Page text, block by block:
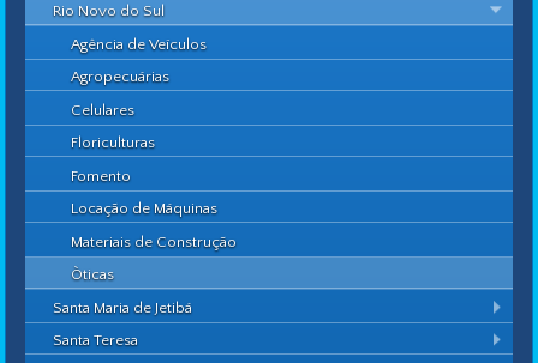
Rio Novo do Sul
Agência de Veículos
Agropecuárias
Celulares
Floriculturas
Fomento
Locação de Máquinas
Materiais de Construção
Òticas
Santa Maria de Jetibá
Santa Teresa